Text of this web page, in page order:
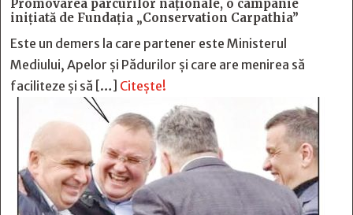
Promovarea parcurilor naționale, o campanie
inițiată de Fundația „Conservation Carpathia”
Este un demers la care partener este Ministerul
Mediului, Apelor și Pădurilor și care are menirea să
faciliteze și să […] Citește!